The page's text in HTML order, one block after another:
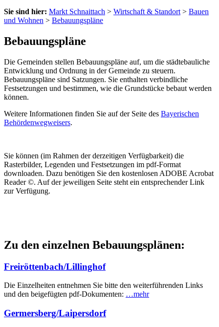
Sie sind hier: Markt Schnaittach > Wirtschaft & Standort > Bauen
und Wohnen > Bebauungspläne
Bebauungspläne
Die Gemeinden stellen Bebauungspläne auf, um die städtebauliche
Entwicklung und Ordnung in der Gemeinde zu steuern.
Bebauungspläne sind Satzungen. Sie enthalten verbindliche
Festsetzungen und bestimmen, wie die Grundstücke bebaut werden
können.
Weitere Informationen finden Sie auf der Seite des Bayerischen
Behördenwegweisers.
Sie können (im Rahmen der derzeitigen Verfügbarkeit) die
Rasterbilder, Legenden und Festsetzungen im pdf-Format
downloaden. Dazu benötigen Sie den kostenlosen ADOBE Acrobat
Reader ©. Auf der jeweiligen Seite steht ein entsprechender Link
zur Verfügung.
Zu den einzelnen Bebauungsplänen:
Freiröttenbach/Lillinghof
Die Einzelheiten entnehmen Sie bitte den weiterführenden Links
und den beigefügten pdf-Dokumenten: …mehr
Germersberg/Laipersdorf